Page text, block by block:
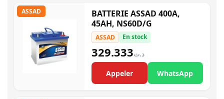
ASSAD
BATTERIE ASSAD 400A,
45AH, NS60D/G
ASSAD En stock
د.ت329.333
Appeler WhatsApp